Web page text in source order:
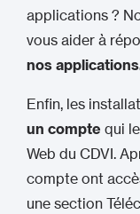
applications ?
vous aider à
nos
Enfin, les
un compte qui
Web du CDVI.
compte ont
une section